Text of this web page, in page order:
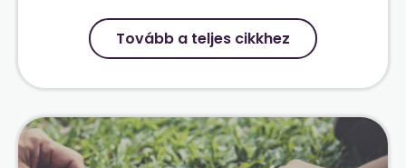
Tovább a teljes cikkhez